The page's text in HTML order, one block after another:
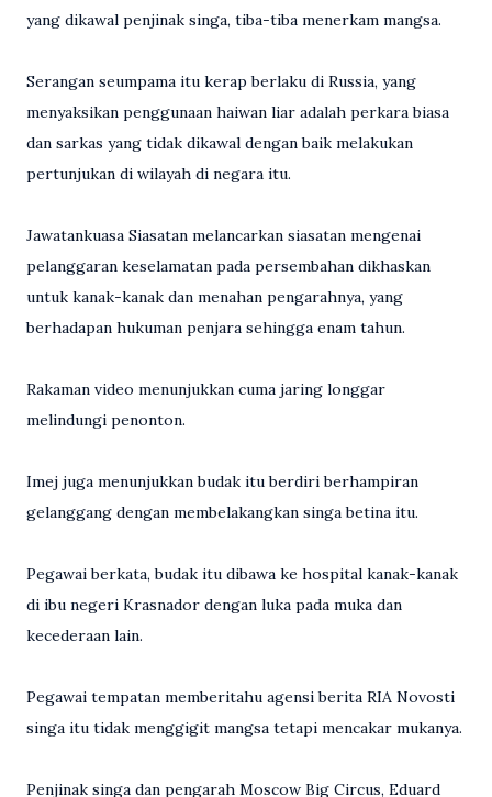
yang dikawal penjinak singa, tiba-tiba menerkam mangsa.
Serangan seumpama itu kerap berlaku di Russia, yang
menyaksikan penggunaan haiwan liar adalah perkara biasa
dan sarkas yang tidak dikawal dengan baik melakukan
pertunjukan di wilayah di negara itu.
Jawatankuasa Siasatan melancarkan siasatan mengenai
pelanggaran keselamatan pada persembahan dikhaskan
untuk kanak-kanak dan menahan pengarahnya, yang
berhadapan hukuman penjara sehingga enam tahun.
Rakaman video menunjukkan cuma jaring longgar
melindungi penonton.
Imej juga menunjukkan budak itu berdiri berhampiran
gelanggang dengan membelakangkan singa betina itu.
Pegawai berkata, budak itu dibawa ke hospital kanak-kanak
di ibu negeri Krasnador dengan luka pada muka dan
kecederaan lain.
Pegawai tempatan memberitahu agensi berita RIA Novosti
singa itu tidak menggigit mangsa tetapi mencakar mukanya.
Penjinak singa dan pengarah Moscow Big Circus, Eduard